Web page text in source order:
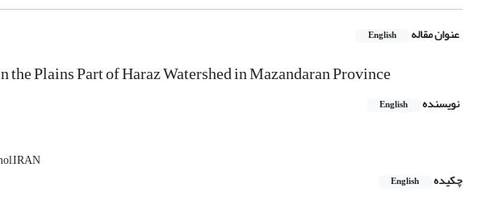
عنوان مقاله English
Plains Part of Haraz Watershed in Mazandaran Province
نویسنده English
چکیده
English